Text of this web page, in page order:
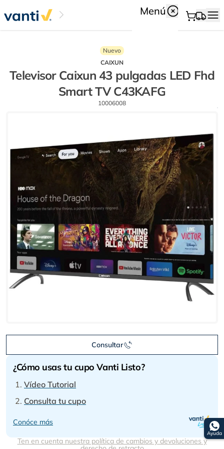
Menú
Ayuda
Nuevo
CAIXUN
Televisor Caixun 43 pulgadas LED Fhd
Smart TV C43KAFG
10006008
Consultar
¿Cómo usas tu cupo Vanti Listo?
Vídeo Tutorial
Consulta tu cupo
Conóce más
Ten en cuenta nuestra política de cambios y devoluciones y